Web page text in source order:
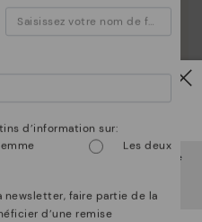
et vous allez accéder au site
États-Unis?
d’information sur:
Les deux
newsletter, faire partie de la
d’une remise